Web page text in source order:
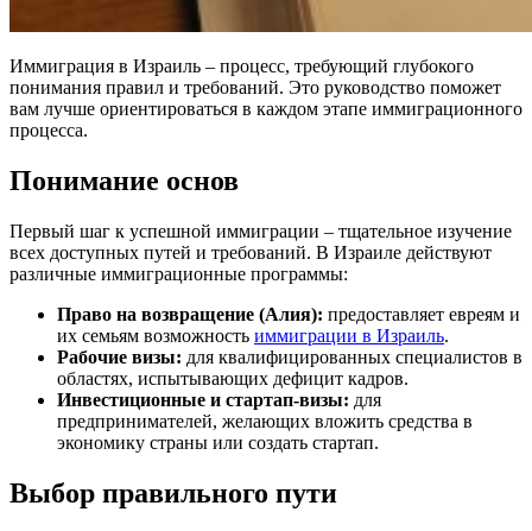
Иммиграция в Израиль – процесс, требующий глубокого
понимания правил и требований. Это руководство поможет
вам лучше ориентироваться в каждом этапе иммиграционного
процесса.
Понимание основ
Первый шаг к успешной иммиграции – тщательное изучение
всех доступных путей и требований. В Израиле действуют
различные иммиграционные программы:
Право на возвращение (Алия): предоставляет евреям и
их семьям возможность иммиграции в Израиль.
Рабочие визы: для квалифицированных специалистов в
областях, испытывающих дефицит кадров.
Инвестиционные и стартап-визы: для
предпринимателей, желающих вложить средства в
экономику страны или создать стартап.
Выбор правильного пути